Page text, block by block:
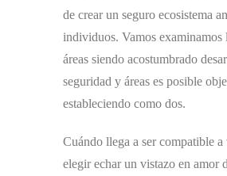
de crear un seguro ecosistema
individuos. Vamos examinamos
áreas siendo acostumbrado
seguridad y áreas es posible
estableciendo como dos.
Cuándo llega a ser compatible a
elegir echar un vistazo en amor